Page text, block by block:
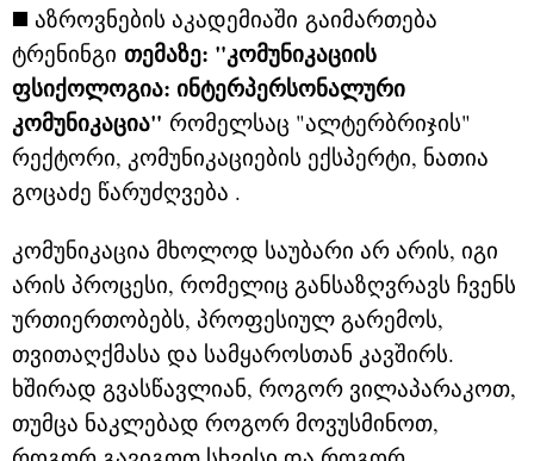
◼️ აზროვნების აკადემიაში გაიმართება
ტრენინგი Თემაზე: "კომუნიკაციის
Ფსიქოლოგია: Ინტერპერსონალური
Კომუნიკაცია" Რომელსაც "ალტერბრიჯის"
Რექტორი, Კომუნიკაციების Ექსპერტი, Ნათია
Გოცაძე Წარუძღვება .
კომუნიკაცია მხოლოდ საუბარი არ არის, იგი
არის პროცესი, რომელიც განსაზღვრავს ჩვენს
ურთიერთობებს, პროფესიულ გარემოს,
თვითაღქმასა და სამყაროსთან კავშირს.
ხშირად გვასწავლიან, როგორ ვილაპარაკოთ,
თუმცა ნაკლებად როგორ მოვუსმინოთ,